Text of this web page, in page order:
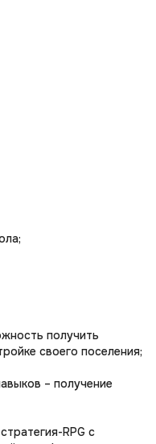
получить
своего поселения;
– получение
RPG с